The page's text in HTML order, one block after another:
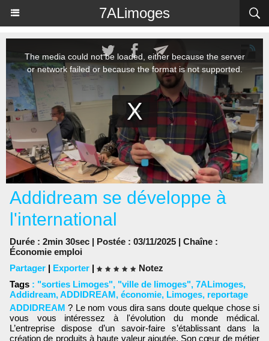
7ALimoges
Addidream se développe à
l'international
Durée : 2min 30sec | Postée : 03/11/2025 | Chaîne :
Économie emploi
Partager | Exporter |
Notez
Tags : "sorties Limoges", "ville de limoges", 7ALimoges,
Addidream,ADDIDREAM, économie, Limoges, reportage
ADDIDREAM ? Le nom vous dira sans doute quelque chose si
vous vous intéressez à l'évolution du monde médical.
L’entreprise dispose d’un savoir-faire s’établissant dans la
création de produits à haute valeur ajoutée. Son cœur de métier